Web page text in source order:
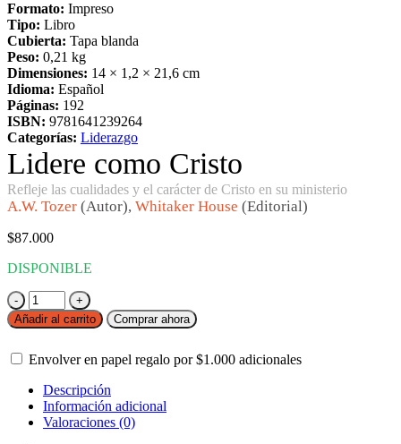
Formato: Impreso
Tipo: Libro
Cubierta: Tapa blanda
Peso: 0,21 kg
Dimensiones: 14 × 1,2 × 21,6 cm
Idioma: Español
Páginas: 192
ISBN: 9781641239264
Categorías: Liderazgo
Lidere como Cristo
Refleje las cualidades y el carácter de Cristo en su ministerio
A.W. Tozer (Autor), Whitaker House (Editorial)
$87.000
DISPONIBLE
Lidere
como
Cristo
Añadir al carrito Comprar ahora
Envolver en papel regalo por$1.000 adicionales
Descripción
Información adicional
Valoraciones (0)